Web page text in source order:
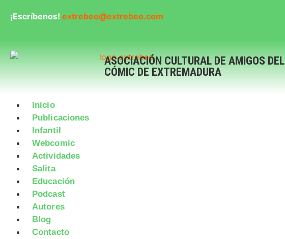
¡Escríbenos! extrebeo@extrebeo.com
ASOCIACIÓN CULTURAL DE AMIGOS DEL
CÓMIC DE EXTREMADURA
Inicio
Publicaciones
Infantil
Webcomic
Actividades
Salita
Educación
Podcast
Autores
Blog
Contacto